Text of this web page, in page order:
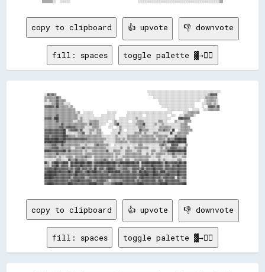
copy to clipboard 👍 upvote 👎 downvote
fill: spaces toggle palette ▓→✊🏽
copy to clipboard 👍 upvote 👎 downvote
fill: spaces toggle palette ▓→✊🏽